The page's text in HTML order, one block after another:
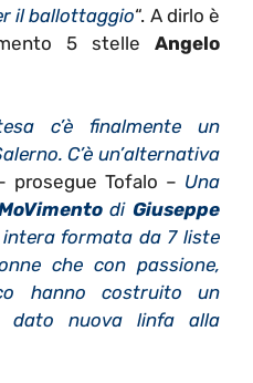
il ballottaggio“. A dirlo è
5 stelle Angelo
c’è finalmente un
C’è un’alternativa
prosegue Tofalo – Una
diGiuseppe
formata da 7 liste
che con passione,
hanno costruito un
dato nuova linfa alla